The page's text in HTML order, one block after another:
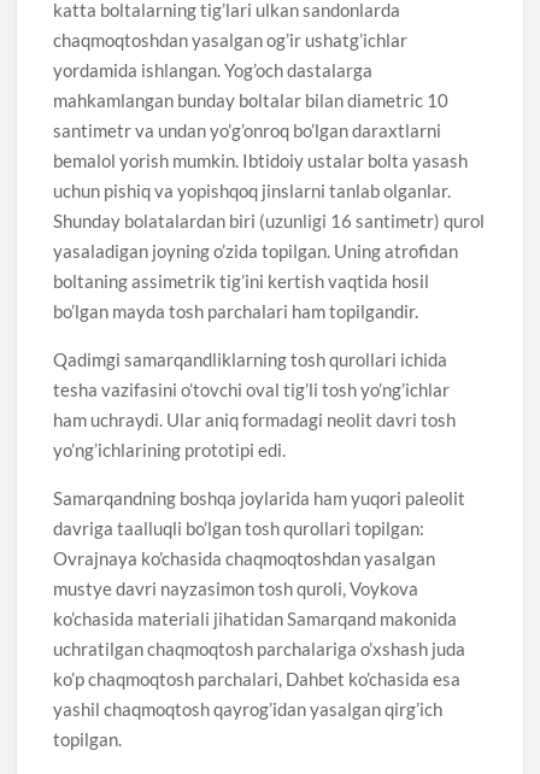
katta boltalarning tig’lari ulkan sandonlarda
chaqmoqtoshdan yasalgan og’ir ushatg’ichlar
yordamida ishlangan. Yog’och dastalarga
mahkamlangan bunday boltalar bilan diametric 10
santimetr va undan yo’g’onroq bo’lgan daraxtlarni
bemalol yorish mumkin. Ibtidoiy ustalar bolta yasash
uchun pishiq va yopishqoq jinslarni tanlab olganlar.
Shunday bolatalardan biri (uzunligi 16 santimetr) qurol
yasaladigan joyning o’zida topilgan. Uning atrofidan
boltaning assimetrik tig’ini kertish vaqtida hosil
bo’lgan mayda tosh parchalari ham topilgandir.
Qadimgi samarqandliklarning tosh qurollari ichida
tesha vazifasini o’tovchi oval tig’li tosh yo’ng’ichlar
ham uchraydi. Ular aniq formadagi neolit davri tosh
yo’ng’ichlarining prototipi edi.
Samarqandning boshqa joylarida ham yuqori paleolit
davriga taalluqli bo’lgan tosh qurollari topilgan:
Ovrajnaya ko’chasida chaqmoqtoshdan yasalgan
mustye davri nayzasimon tosh quroli, Voykova
ko’chasida materiali jihatidan Samarqand makonida
uchratilgan chaqmoqtosh parchalariga o’xshash juda
ko’p chaqmoqtosh parchalari, Dahbet ko’chasida esa
yashil chaqmoqtosh qayrog’idan yasalgan qirg’ich
topilgan.